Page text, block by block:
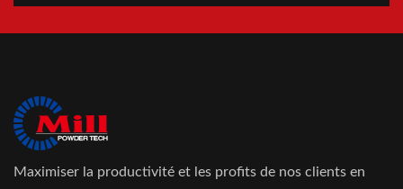
Maximiser la productivité et les profits de nos clients en